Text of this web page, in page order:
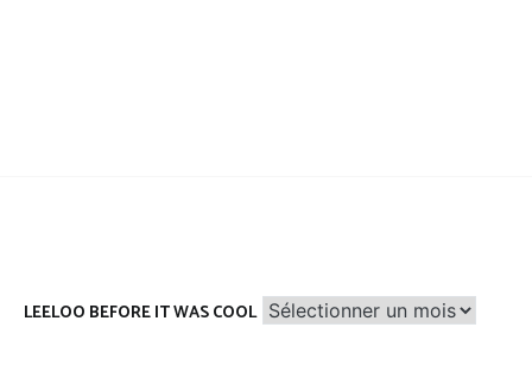
LEELOO BEFORE IT WAS COOL Leeloo
before